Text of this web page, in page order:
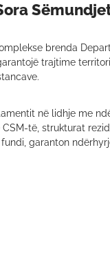
brenda
trajtime
në lidhje me
të, strukturat
garanton